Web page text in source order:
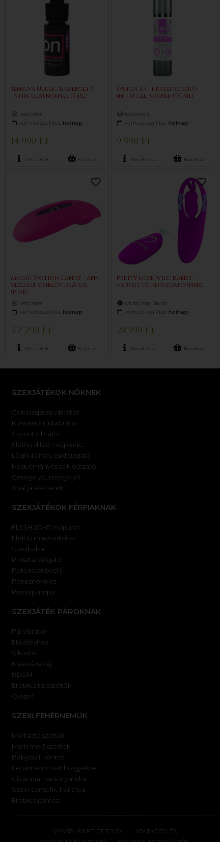
Sensuva Ultra - bizsergető
intim olaj nőknek (5 ml)
készleten
várható szállítás: holnap
14 990 Ft
Részletek Kosárba
System JO - hüvely szűkítő
intim gél nőknek (50 ml)
készleten
várható szállítás: holnap
9 990 Ft
Részletek Kosárba
Magic Motion Candy - App-
vezérelt csiklóvibrátor
(pink)
készleten
várható szállítás: holnap
22 290 Ft
Részletek Kosárba
Pretty Love Wild Rabbit -
nyuszis csiklóizgató (pink)
utolsó egy darab
várható szállítás: holnap
28 390 Ft
Részletek Kosárba
SZEXJÁTÉKOK NŐKNEK
Csiklóizgatós vibrátor
Klasszikus rúdvibrátor
G-pont vibrátor
Élethű dildó, műpénisz
Léghullámos csiklóizgató
Hagyományos csiklóizgató
Gésagolyó, szexgolyó
Anál játékszerek
SZEXJÁTÉKOK FÉRFIAKNAK
FLESHLIGHT műpunci
Élethű maszturbátor
Szexbaba
Prosztataizgató
Potencianövelő
Pénisznövelés
Péniszpumpa
SZEXJÁTÉK PÁROKNAK
Párvibrátor
Előjátékhoz
Síkosító
Masszázsolaj
BDSM
Erotikus társasjáték
Óvszer
SZEXI FEHÉRNEMŰK
Melltartó szettek
Mellemelő szettek
Babydoll, köntös
Fehérnemű telt hölgyekre
Cicaruha, harisznyaruha
Szexi combfix, harisnya
Erotikus jelmez
VÁSÁRLÁSI FELTÉTELEK
ADATKEZELÉS